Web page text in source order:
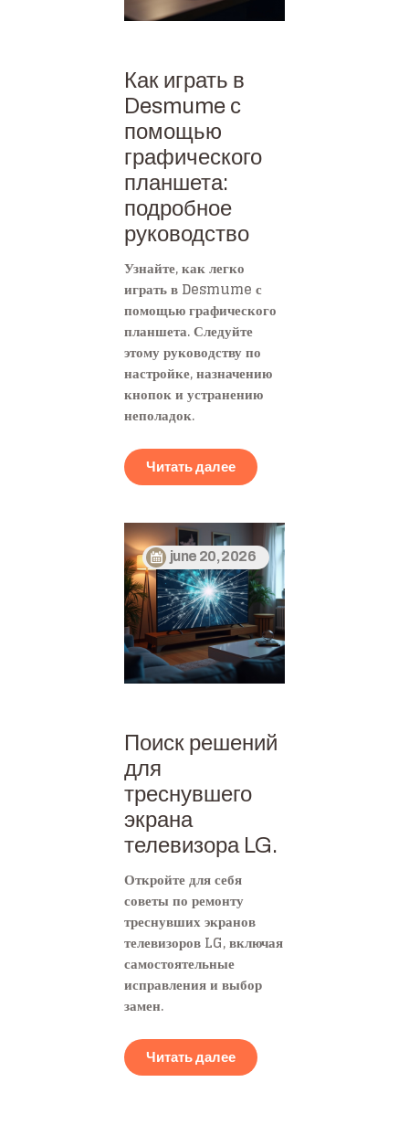
Как играть в
Desmume с
помощью
графического
планшета:
подробное
руководство
Узнайте, как легко
играть в Desmume с
помощью графического
планшета. Следуйте
этому руководству по
настройке, назначению
кнопок и устранению
неполадок.
Читать далее
june 20, 2026
Поиск решений
для
треснувшего
экрана
телевизора LG.
Откройте для себя
советы по ремонту
треснувших экранов
телевизоров LG, включая
самостоятельные
исправления и выбор
замен.
Читать далее